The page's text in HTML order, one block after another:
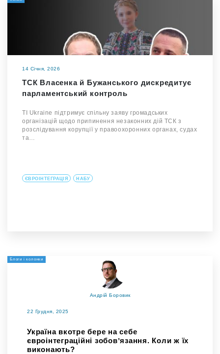
14 Січня, 2026
ТСК Власенка й Бужанського дискредитує
парламентський контроль
TI Ukraine підтримує спільну заяву громадських
організацій щодо припинення незаконних дій ТСК з
розслідування корупції у правоохоронних органах, судах
та…
ЄВРОІНТЕГРАЦІЯ НАБУ
Блоги і колонки
Андрій Боровик
22 Грудня, 2025
Україна вкотре бере на себе
євроінтеграційні зобовʼязання. Коли ж їх
виконають?